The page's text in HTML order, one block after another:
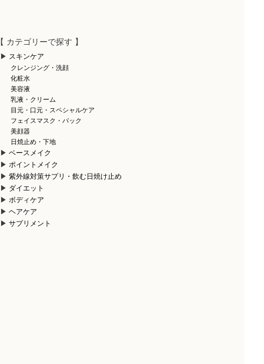
【 カテゴリーで探す 】
スキンケア
クレンジング・洗顔
化粧水
美容液
乳液・クリーム
目元・口元・スペシャルケア
フェイスマスク・パック
美顔器
日焼止め・下地
ベースメイク
ポイントメイク
紫外線対策サプリ・飲む日焼け止め
ダイエット
ボディケア
ヘアケア
サプリメント